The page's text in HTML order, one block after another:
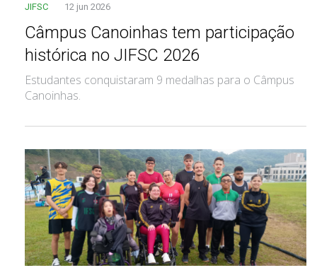
JIFSC 12 jun 2026
Câmpus Canoinhas tem participação
histórica no JIFSC 2026
Estudantes conquistaram 9 medalhas para o Câmpus
Canoinhas.